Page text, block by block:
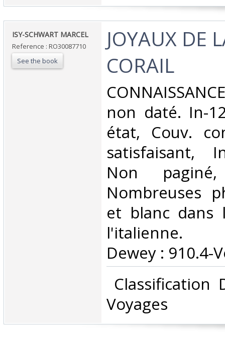
‎ISY-SCHWART MARCEL‎
Reference : RO30087710
See the book
‎JOYAUX DE
CORAIL‎
non daté. In-
état, Couv.
satisfaisant,
Non
Nombreuses
et blanc dans
l'italienne.
Dewey : 910.4-
Classification
Voyages‎